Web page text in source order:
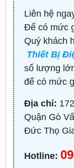
Liên hệ
Để có mức
Quý khách
Thiết Bị
số lượng
để có mức
Địa chỉ:
Quận Gò
Đức Thọ
Hotline: